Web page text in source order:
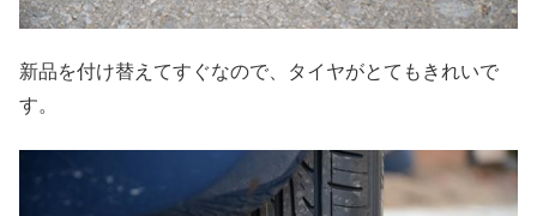
新品を付け替えてすぐなので、タイヤがとてもきれいで
す。